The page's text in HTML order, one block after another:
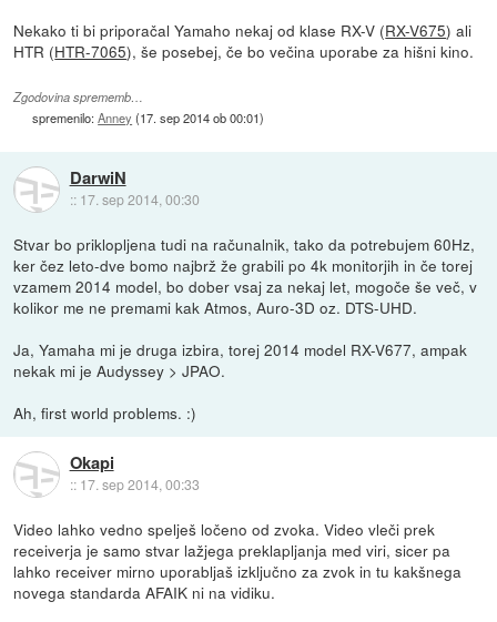
Nekako ti bi priporačal Yamaho nekaj od klase RX-V (RX-V675) ali
HTR (HTR-7065), še posebej, če bo večina uporabe za hišni kino.
Zgodovina sprememb…
spremenilo:Anney (17. sep 2014 ob 00:01)
DarwiN
:: 17. sep 2014, 00:30
Stvar bo priklopljena tudi na računalnik, tako da potrebujem 60Hz,
ker čez leto-dve bomo najbrž že grabili po 4k monitorjih in če torej
vzamem 2014 model, bo dober vsaj za nekaj let, mogoče še več, v
kolikor me ne premami kak Atmos, Auro-3D oz. DTS-UHD.
Ja, Yamaha mi je druga izbira, torej 2014 model RX-V677, ampak
nekak mi je Audyssey > JPAO.
Ah, first world problems. :)
Okapi
:: 17. sep 2014, 00:33
Video lahko vedno spelješ ločeno od zvoka. Video vleči prek
receiverja je samo stvar lažjega preklapljanja med viri, sicer pa
lahko receiver mirno uporabljaš izključno za zvok in tu kakšnega
novega standarda AFAIK ni na vidiku.